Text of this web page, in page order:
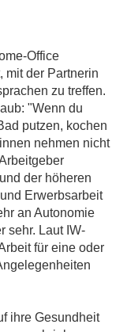
Office
mit der Partnerin
zu treffen.
"Wenn du
putzen, kochen
nehmen nicht
der höheren
Erwerbsarbeit
an Autonomie
sehr. Laut IW-
für eine oder
ihre Gesundheit